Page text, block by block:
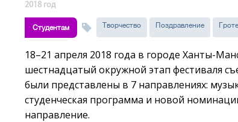
2018 год
Студентам Творчество Поздравление
18–21 апреля 2018 года в городе Ханты-
шестнадцатый окружной этап фестиваля
были представлены в 7 направлениях:
студенческая программа и новой
направление.